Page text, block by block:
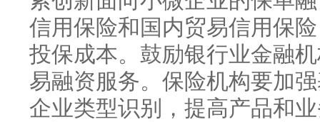
信用保险和国内贸易信用保
投保成本。鼓励银行业金融
易融资服务。保险机构要加
企业类型识别，提高产品和